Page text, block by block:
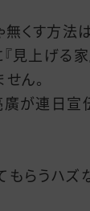
くす方法は
見上げる
ん。
廣が連日宣
らうハズ